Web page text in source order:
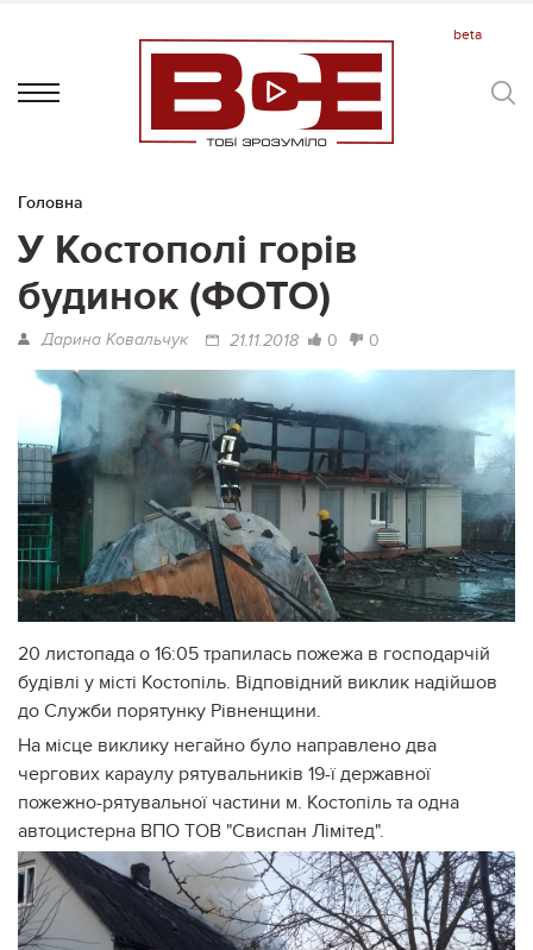
Головна
У Костополі горів
будинок (ФОТО)
Дарина Ковальчук 21.11.2018 0 0
20 листопада о 16:05 трапилась пожежа в господарчій
будівлі у місті Костопіль. Відповідний виклик надійшов
до Служби порятунку Рівненщини.
На місце виклику негайно було направлено два
чергових караулу рятувальників 19-ї державної
пожежно-рятувальної частини м. Костопіль та одна
автоцистерна ВПО ТОВ "Свиспан Лімітед".